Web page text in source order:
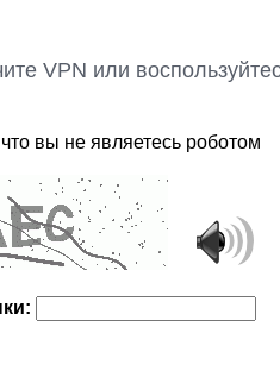
VPN или
вы не являетесь роботом